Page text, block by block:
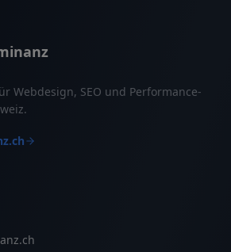
Webdesign, SEO und Performance-